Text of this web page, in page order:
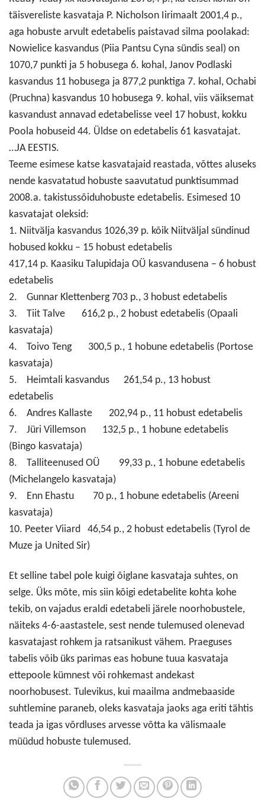
täisvereliste kasvataja P. Nicholson Iirimaalt 2001,4 p.,
aga hobuste arvult edetabelis paistavad silma poolakad:
Nowielice kasvandus (Piia Pantsu Cyna sündis seal) on
1070,7 punkti ja 5 hobusega 6. kohal, Janov Podlaski
kasvandus 11 hobusega ja 877,2 punktiga 7. kohal, Ochabi
(Pruchna) kasvandus 10 hobusega 9. kohal, viis väiksemat
kasvandust annavad edetabelisse veel 17 hobust, kokku
Poola hobuseid 44. Üldse on edetabelis 61 kasvatajat.
…JA EESTIS.
Teeme esimese katse kasvatajaid reastada, võttes aluseks
nende kasvatatud hobuste saavutatud punktisummad
2008.a. takistussõiduhobuste edetabelis. Esimesed 10
kasvatajat oleksid:
1. Niitvälja kasvandus 1026,39 p. kõik Niitväljal sündinud
hobused kokku – 15 hobust edetabelis
417,14 p. Kaasiku Talupidaja OÜ kasvandusena – 6 hobust
edetabelis
2. Gunnar Klettenberg 703 p., 3 hobust edetabelis
3. Tiit Talve 616,2 p., 2 hobust edetabelis (Opaali
kasvataja)
4. Toivo Teng 300,5 p., 1 hobune edetabelis (Portose
kasvataja)
5. Heimtali kasvandus 261,54 p., 13 hobust
edetabelis
6. Andres Kallaste 202,94 p., 11 hobust edetabelis
7. Jüri Villemson 132,5 p., 1 hobune edetabelis
(Bingo kasvataja)
8. Talliteenused OÜ 99,33 p., 1 hobune edetabelis
(Michelangelo kasvataja)
9. Enn Ehastu 70 p., 1 hobune edetabelis (Areeni
kasvataja)
10. Peeter Viiard 46,54 p., 2 hobust edetabelis (Tyrol de
Muze ja United Sir)
Et selline tabel pole kuigi õiglane kasvataja suhtes, on
selge. Üks mõte, mis siin kõigi edetabelite kohta kohe
tekib, on vajadus eraldi edetabeli järele noorhobustele,
näiteks 4-6-aastastele, sest nende tulemused olenevad
kasvatajast rohkem ja ratsanikust vähem. Praeguses
tabelis võib üks parimas eas hobune tuua kasvataja
ettepoole kümnest või rohkemast andekast
noorhobusest. Tulevikus, kui maailma andmebaaside
suhtlemine paraneb, oleks kasvataja jaoks aga eriti tähtis
teada ja igas võrdluses arvesse võtta ka välismaale
müüdud hobuste tulemused.